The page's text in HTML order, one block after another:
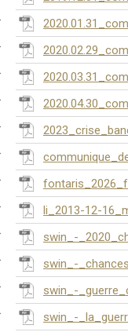
li_2013-12-
swin_-
swin_-
swin_-
swin_-